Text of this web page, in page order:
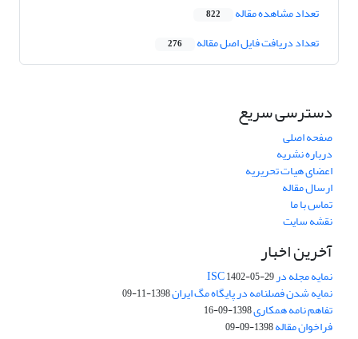
تعداد مشاهده مقاله 822
تعداد دریافت فایل اصل مقاله 276
دسترسی سریع
صفحه اصلی
درباره نشریه
اعضای هیات تحریریه
ارسال مقاله
تماس با ما
نقشه سایت
آخرین اخبار
نمایه مجله در ISC1402-05-29
نمایه شدن فصلنامه در پایگاه مگ ایران1398-11-09
تفاهم نامه همکاری1398-09-16
فراخوان مقاله1398-09-09